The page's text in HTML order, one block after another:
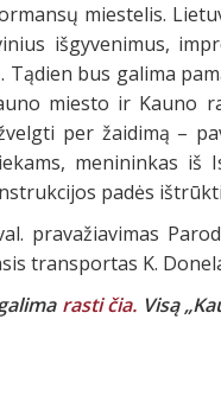
miestelis.
išgyvenimus,
bus galima
miesto ir Kauno
per žaidimą –
menininkas iš
padės
pravažiavimas
transportas K.
rasti čia. Visą